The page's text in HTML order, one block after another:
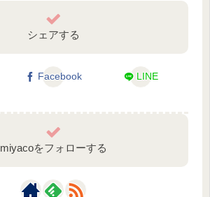
シェアする
Facebook LINE
miyacoをフォローする